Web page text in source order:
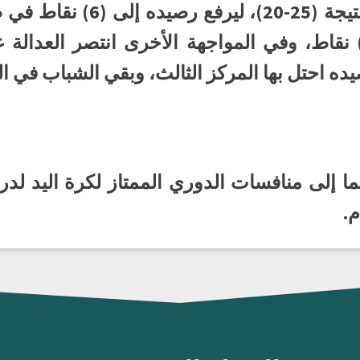
وتغلب القادسية على
احتل بها المركز الثالث، وبقي الشباب في
إلى منافسات الدوري الممتاز لكرة اليد